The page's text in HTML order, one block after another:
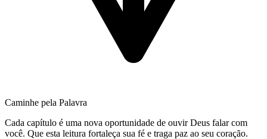
Caminhe pela Palavra
Cada capítulo é uma nova oportunidade de ouvir Deus falar com
você. Que esta leitura fortaleça sua fé e traga paz ao seu coração.